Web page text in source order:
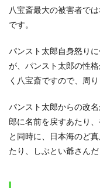
八宝斎最大の被害者で
です。
パンスト太郎自身怒り
が、パンスト太郎の性
く八宝斎ですので、周
パンスト太郎からの改
郎に名前を戻すあたり
と同時に、日本海のど
たり、しぶとい爺さんだ